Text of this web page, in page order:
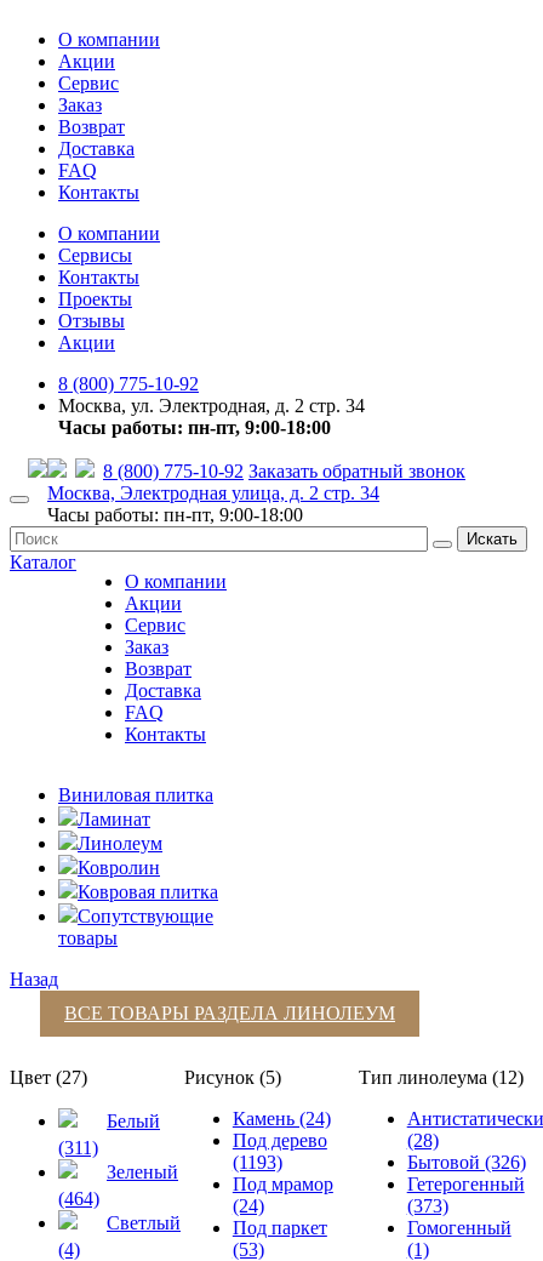
О компании
Акции
Сервис
Заказ
Возврат
Доставка
FAQ
Контакты
О компании
Сервисы
Контакты
Проекты
Отзывы
Акции
8 (800) 775-10-92
Москва, ул. Электродная, д. 2 стр. 34
Часы работы: пн-пт, 9:00-18:00
8 (800) 775-10-92 Заказать обратный звонок
Москва, Электродная улица, д. 2 стр. 34
Часы работы: пн-пт, 9:00-18:00
Искать
Каталог
О компании
Акции
Сервис
Заказ
Возврат
Доставка
FAQ
Контакты
Виниловая плитка
Ламинат
Линолеум
Ковролин
Ковровая плитка
Сопутствующие
товары
Назад
ВСЕ ТОВАРЫ РАЗДЕЛА ЛИНОЛЕУМ
Цвет (27)
Белый
(311)
Зеленый
(464)
Светлый
(4)
Рисунок (5)
Камень (24)
Под дерево
(1193)
Под мрамор
(24)
Под паркет
(53)
Тип линолеума (12)
(28)
Бытовой (326)
Гетерогенный
(373)
Гомогенный
(1)